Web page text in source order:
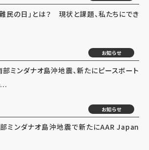
難民の日」とは？ 現状と課題、私たちにでき
お知らせ
部ミンダナオ島沖地震、新たにピースボート
お知らせ
部ミンダナオ島沖地震で新たにAAR Japan